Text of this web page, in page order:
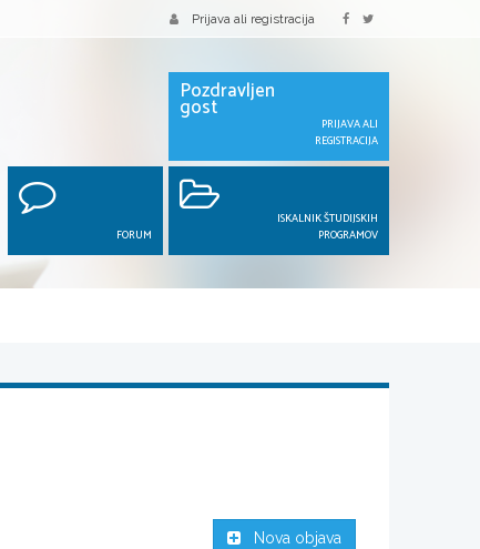
Prijava ali registracija
Pozdravljen
gost
PRIJAVA ALI
REGISTRACIJA
FORUM
ISKALNIK ŠTUDIJSKIH
PROGRAMOV
Nova objava